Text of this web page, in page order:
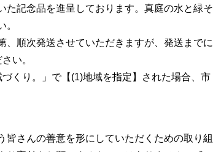
た記念品を進呈しております。真庭の水と緑そ
。
順次発送させていただきますが、発送までに
い。
くり。」で【(1)地域を指定】された場合、市
皆さんの善意を形にしていただくための取り組